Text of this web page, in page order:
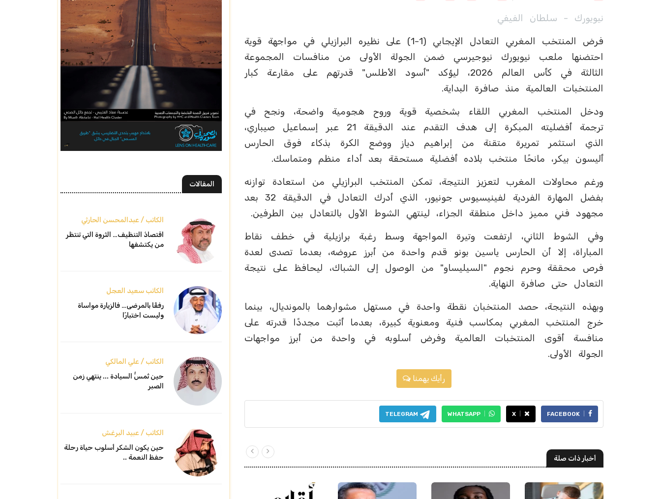
نيويورك - سلطان الفيفي
فرض المنتخب المغربي التعادل الإيجابي (1-1) على نظيره البرازيلي في مواجهة قوية
احتضنها ملعب نيويورك نيوجيرسي ضمن الجولة الأولى من منافسات المجموعة
الثالثة في كأس العالم 2026، ليؤكد "أسود الأطلس" قدرتهم على مقارعة كبار
المنتخبات العالمية منذ صافرة البداية.
ودخل المنتخب المغربي اللقاء بشخصية قوية وروح هجومية واضحة، ونجح في
ترجمة أفضليته المبكرة إلى هدف التقدم عند الدقيقة 21 عبر إسماعيل صيباري،
الذي استثمر تمريرة متقنة من إبراهيم دياز ووضع الكرة بذكاء فوق الحارس
أليسون بيكر، مانحًا منتخب بلاده أفضلية مستحقة بعد أداء منظم ومتماسك.
ورغم محاولات المغرب لتعزيز النتيجة، تمكن المنتخب البرازيلي من استعادة توازنه
بفضل المهارة الفردية لفينيسيوس جونيور، الذي أدرك التعادل في الدقيقة 32 بعد
مجهود فني مميز داخل منطقة الجزاء، لينتهي الشوط الأول بالتعادل بين الطرفين.
وفي الشوط الثاني، ارتفعت وتيرة المواجهة وسط رغبة برازيلية في خطف نقاط
المباراة، إلا أن الحارس ياسين بونو قدم واحدة من أبرز عروضه، بعدما تصدى لعدة
فرص محققة وحرم نجوم "السيليساو" من الوصول إلى الشباك، ليحافظ على نتيجة
التعادل حتى صافرة النهاية.
وبهذه النتيجة، حصد المنتخبان نقطة واحدة في مستهل مشوارهما بالمونديال، بينما
خرج المنتخب المغربي بمكاسب فنية ومعنوية كبيرة، بعدما أثبت مجددًا قدرته على
منافسة أقوى المنتخبات العالمية وفرض أسلوبه في واحدة من أبرز مواجهات
الجولة الأولى.
رأيك يهمنا
FACEBOOK
X
WHATSAPP
TELEGRAM
أخبار ذات صلة
المقالات
الكاتب / عبدالمحسن الحارثي
اقتصادُ التنظيف… الثروة التي تنتظر
من يكتشفها
الكاتب سعيد العجل
رفقًا بالمرضى… فالزيارة مواساة
وليست اختبارًا
الكاتب / علي المالكي
حين تُمسُّ السيادة ... ينتهي زمن
الصبر
الكاتب / عبيد البرغش
حين يكون الشكر أسلوب حياة رحلة
حفظ النعمة ..